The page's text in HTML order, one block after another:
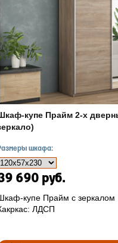
купе Прайм 2-х
шкафа:
690 руб.
купе Прайм с зеркалом
ЛДСП